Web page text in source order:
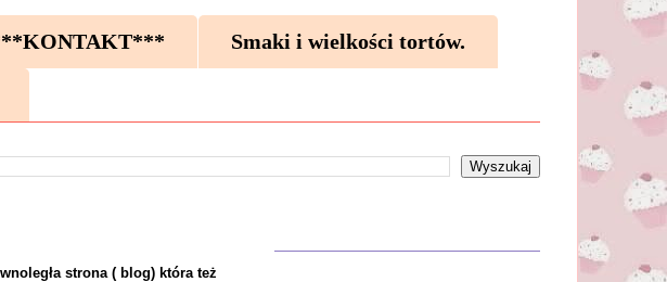
Smaki i wielkości tortów.
strona ( blog) która też